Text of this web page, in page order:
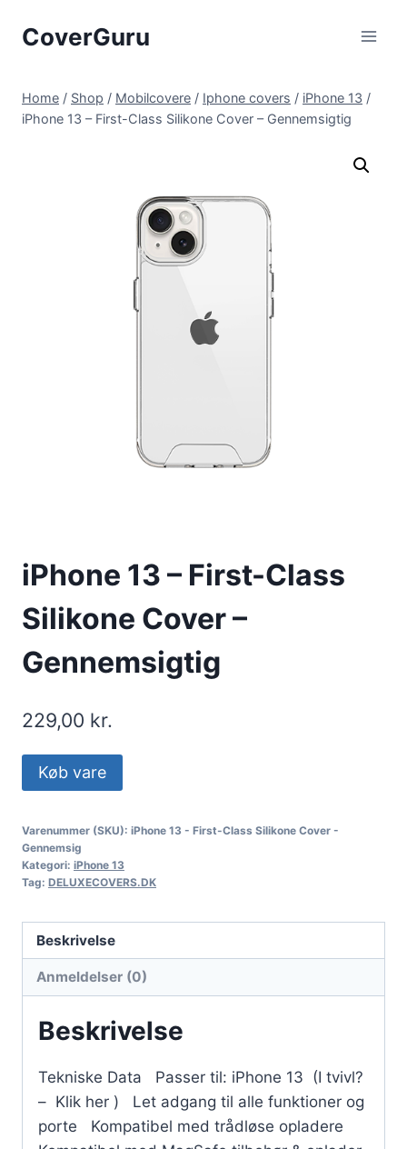
CoverGuru
Home / Shop / Mobilcovere / Iphone covers / iPhone 13 /
iPhone 13 – First-Class Silikone Cover – Gennemsigtig
iPhone 13 – First-Class
Silikone Cover –
Gennemsigtig
229,00 kr.
Køb vare
Varenummer (SKU): iPhone 13 - First-Class Silikone Cover -
Gennemsig
Kategori: iPhone 13
Tag: DELUXECOVERS.DK
Beskrivelse
Anmeldelser (0)
Beskrivelse
Tekniske Data Passer til: iPhone 13 (I tvivl?
– Klik her ) Let adgang til alle funktioner og
porte Kompatibel med trådløse opladere